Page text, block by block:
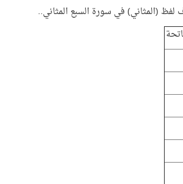
(المثاني) في سورة السبع المثاني..